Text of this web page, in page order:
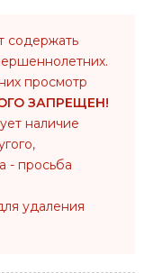
содержать
просмотр
ЗАПРЕЩЕН!
наличие
- просьба
удаления